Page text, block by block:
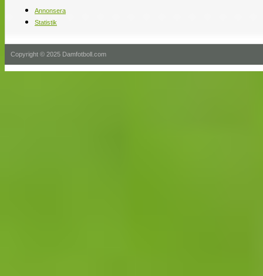
Annonsera
Statistik
Copyright © 2025 Damfotboll.com